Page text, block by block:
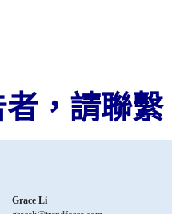
，請聯繫
Grace Li